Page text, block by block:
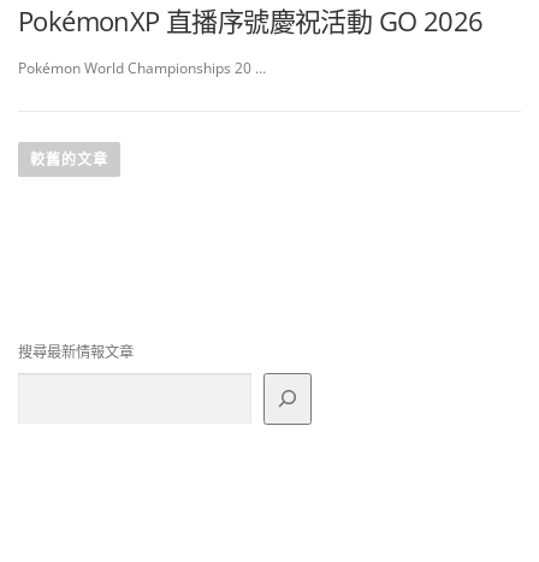
PokémonXP 直播序號慶祝活動 GO 2026
Pokémon World Championships 20 …
章
較舊的文章
搜尋最新情報文章